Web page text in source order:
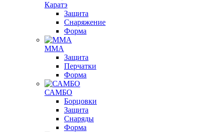
Каратэ
Защита
Снаряжение
Форма
ММА
Защита
Перчатки
Форма
САМБО
Борцовки
Защита
Снаряды
Форма